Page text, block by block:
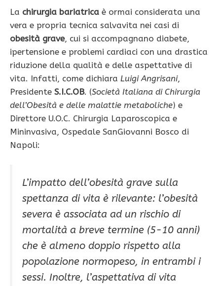
La chirurgia bariatrica è ormai considerata una
vera e propria tecnica salvavita nei casi di
obesità grave, cui si accompagnano diabete,
ipertensione e problemi cardiaci con una drastica
riduzione della qualità e delle aspettative di
vita. Infatti, come dichiara Luigi Angrisani,
Presidente S.I.C.OB. (Società Italiana di Chirurgia
dell’Obesità e delle malattie metaboliche) e
Direttore U.O.C. Chirurgia Laparoscopica e
Mininvasiva, Ospedale SanGiovanni Bosco di
Napoli:
L’impatto dell’obesità grave sulla
spettanza di vita è rilevante: l’obesità
severa è associata ad un rischio di
mortalità a breve termine (5-10 anni)
che è almeno doppio rispetto alla
popolazione normopeso, in entrambi i
sessi. Inoltre, l’aspettativa di vita